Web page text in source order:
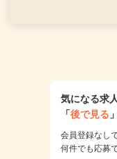
気になる求
「後で見る
会員登録なしで
何件でも応募